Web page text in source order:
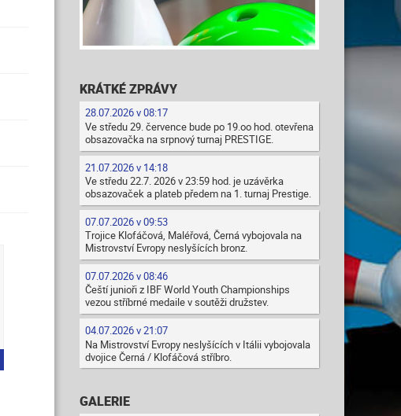
KRÁTKÉ ZPRÁVY
28.07.2026 v 08:17
Ve středu 29. července bude po 19.oo hod. otevřena
obsazovačka na srpnový turnaj PRESTIGE.
21.07.2026 v 14:18
Ve středu 22.7. 2026 v 23:59 hod. je uzávěrka
obsazovaček a plateb předem na 1. turnaj Prestige.
07.07.2026 v 09:53
Trojice Klofáčová, Maléřová, Černá vybojovala na
Mistrovství Evropy neslyšících bronz.
07.07.2026 v 08:46
Čeští junioři z IBF World Youth Championships
vezou stříbrné medaile v soutěži družstev.
04.07.2026 v 21:07
Na Mistrovství Evropy neslyšících v Itálii vybojovala
dvojice Černá / Klofáčová stříbro.
GALERIE